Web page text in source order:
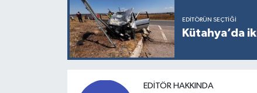
EDITÖRÜN SEÇTIĞI
Kütahya’da
EDITÖR HAKKINDA
Yemek Tarifleri